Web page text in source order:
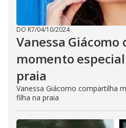
DO R7/04/10/2024
Vanessa
momento
praia
Vanessa Giácomo compartilha
filha na praia